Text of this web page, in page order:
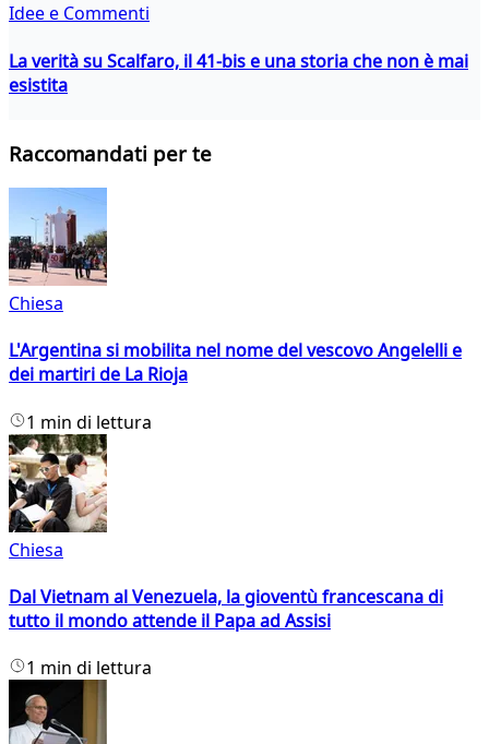
Idee e Commenti
La verità su Scalfaro, il 41-bis e una storia che non è mai
esistita
Raccomandati per te
Chiesa
L'Argentina si mobilita nel nome del vescovo Angelelli e
dei martiri de La Rioja
1 min di lettura
Chiesa
Dal Vietnam al Venezuela, la gioventù francescana di
tutto il mondo attende il Papa ad Assisi
1 min di lettura